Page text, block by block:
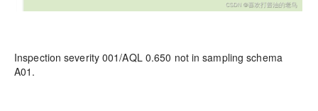
Inspection severity 001/AQL 0.650 not in sampling schema
A01.